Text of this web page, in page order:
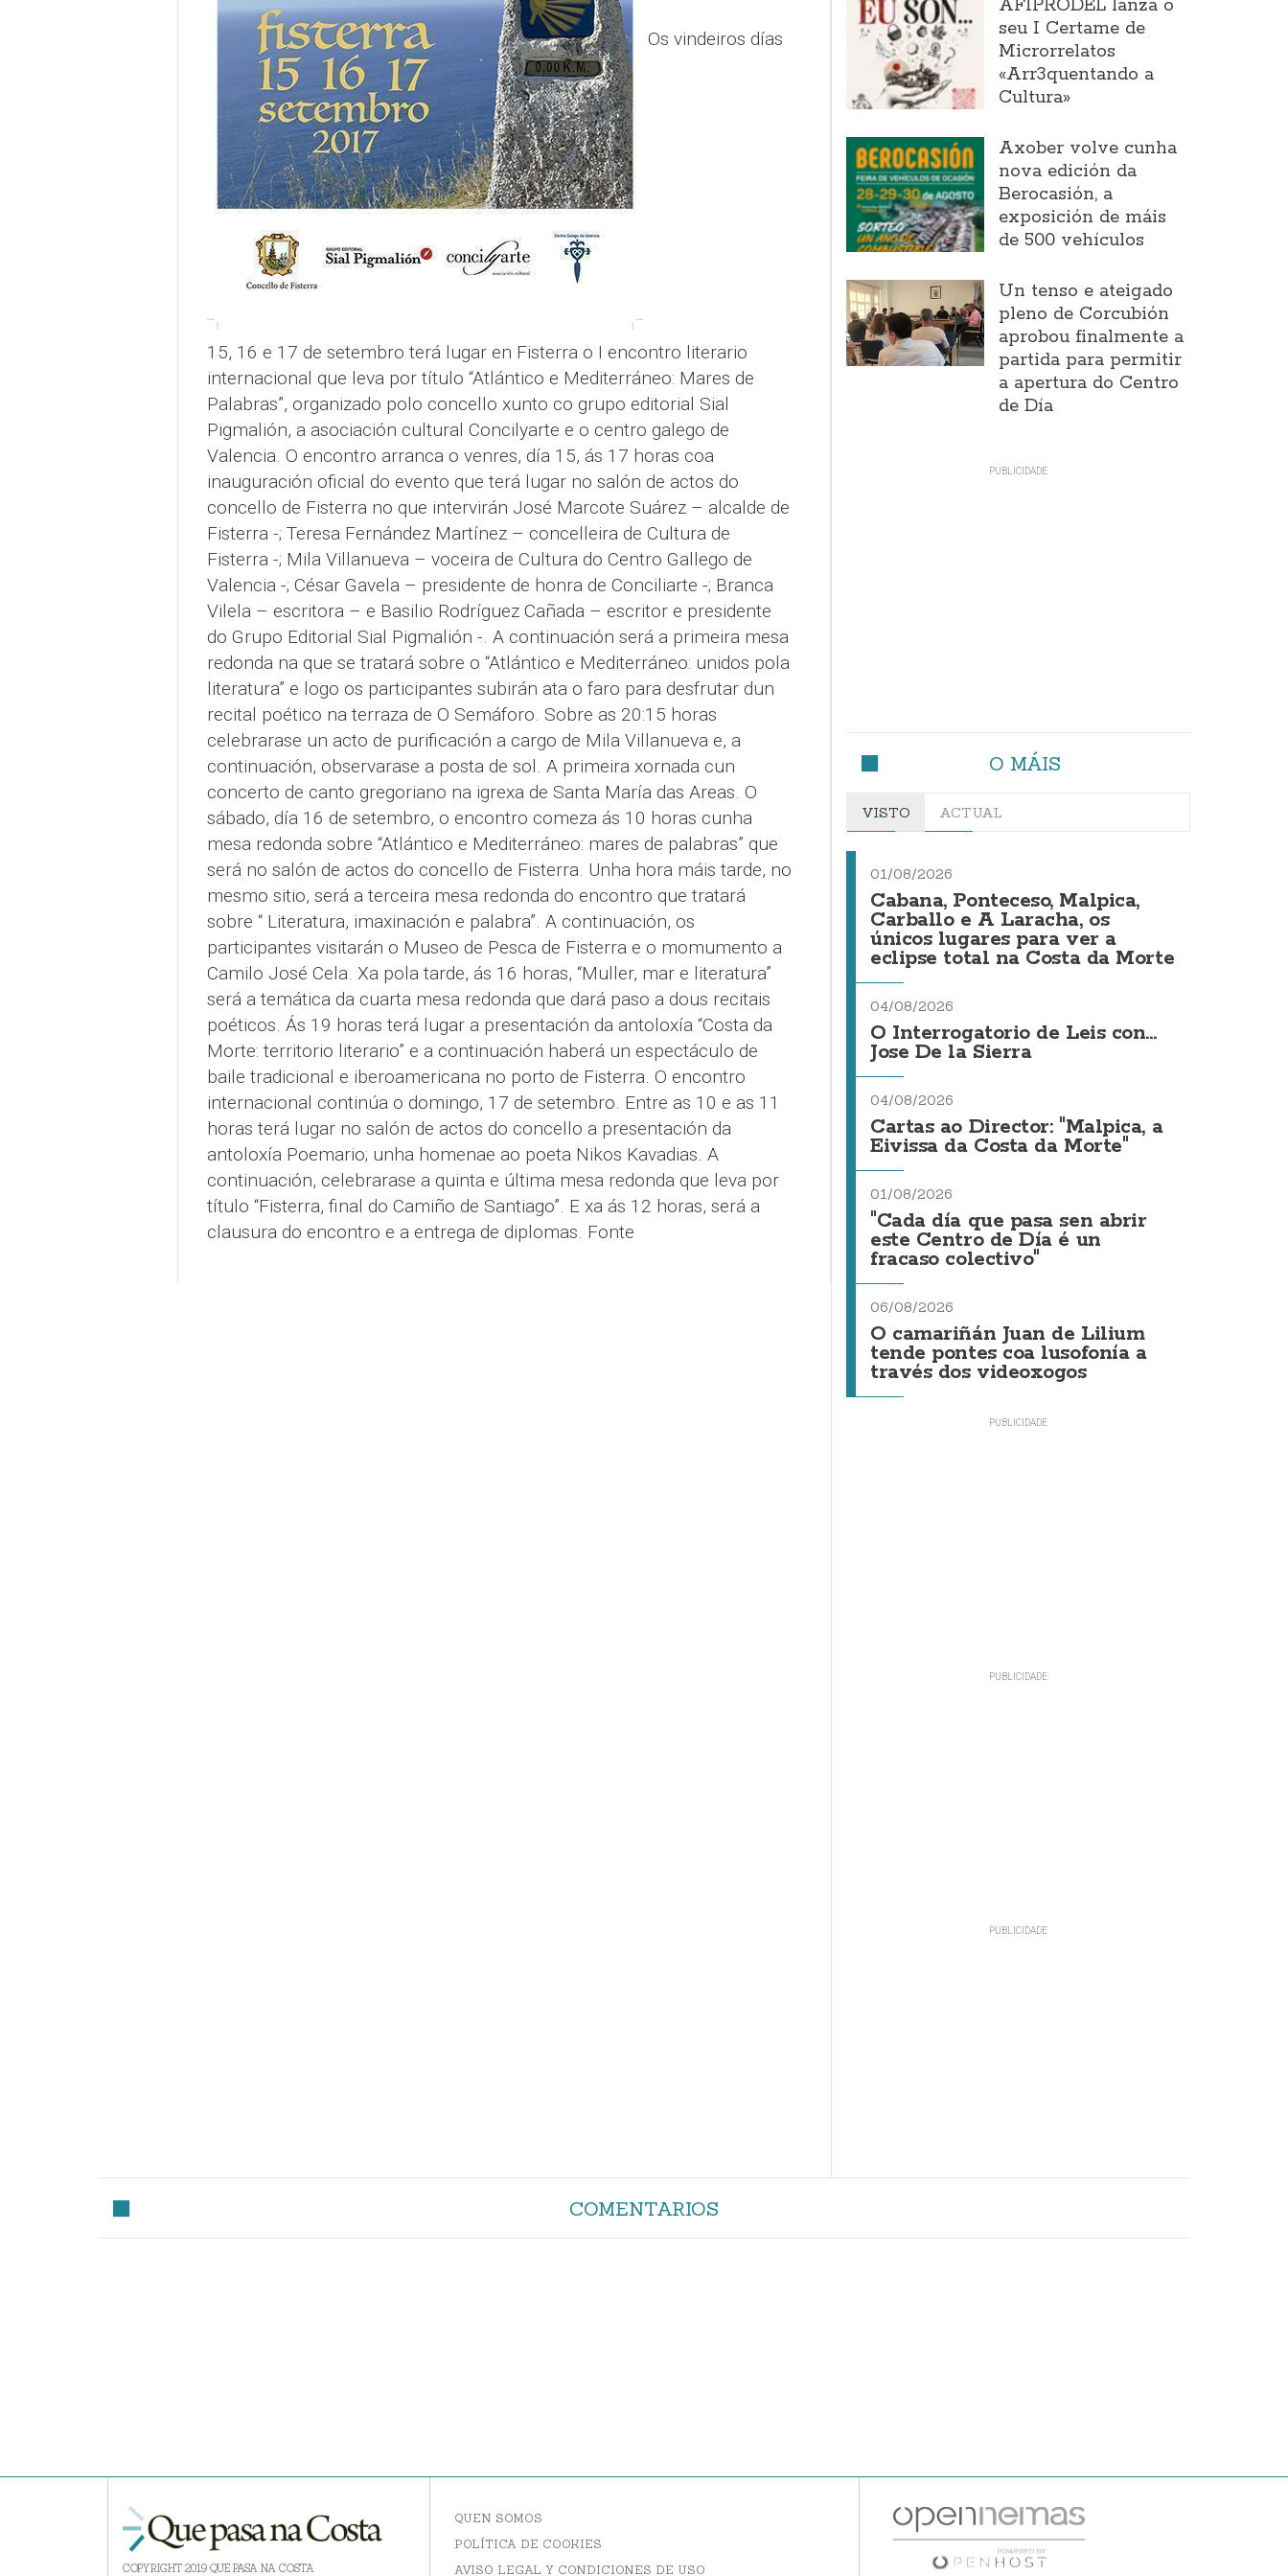
Os vindeiros días
15, 16 e 17 de setembro terá lugar en Fisterra o I encontro literario
internacional que leva por título “Atlántico e Mediterráneo: Mares de
Palabras”, organizado polo concello xunto co grupo editorial Sial
Pigmalión, a asociación cultural Concilyarte e o centro galego de
Valencia. O encontro arranca o venres, día 15, ás 17 horas coa
inauguración oficial do evento que terá lugar no salón de actos do
concello de Fisterra no que intervirán José Marcote Suárez – alcalde de
Fisterra -; Teresa Fernández Martínez – concelleira de Cultura de
Fisterra -; Mila Villanueva – voceira de Cultura do Centro Gallego de
Valencia -; César Gavela – presidente de honra de Conciliarte -; Branca
Vilela – escritora – e Basilio Rodríguez Cañada – escritor e presidente
do Grupo Editorial Sial Pigmalión -. A continuación será a primeira mesa
redonda na que se tratará sobre o “Atlántico e Mediterráneo: unidos pola
literatura” e logo os participantes subirán ata o faro para desfrutar dun
recital poético na terraza de O Semáforo. Sobre as 20:15 horas
celebrarase un acto de purificación a cargo de Mila Villanueva e, a
continuación, observarase a posta de sol. A primeira xornada cun
concerto de canto gregoriano na igrexa de Santa María das Areas. O
sábado, día 16 de setembro, o encontro comeza ás 10 horas cunha
mesa redonda sobre “Atlántico e Mediterráneo: mares de palabras” que
será no salón de actos do concello de Fisterra. Unha hora máis tarde, no
mesmo sitio, será a terceira mesa redonda do encontro que tratará
sobre “ Literatura, imaxinación e palabra”. A continuación, os
participantes visitarán o Museo de Pesca de Fisterra e o momumento a
Camilo José Cela. Xa pola tarde, ás 16 horas, “Muller, mar e literatura”
será a temática da cuarta mesa redonda que dará paso a dous recitais
poéticos. Ás 19 horas terá lugar a presentación da antoloxía “Costa da
Morte: territorio literario” e a continuación haberá un espectáculo de
baile tradicional e iberoamericana no porto de Fisterra. O encontro
internacional continúa o domingo, 17 de setembro. Entre as 10 e as 11
horas terá lugar no salón de actos do concello a presentación da
antoloxía Poemario; unha homenae ao poeta Nikos Kavadias. A
continuación, celebrarase a quinta e última mesa redonda que leva por
título “Fisterra, final do Camiño de Santiago”. E xa ás 12 horas, será a
clausura do encontro e a entrega de diplomas. Fonte
AFIPRODEL lanza o
seu I Certame de
Microrrelatos
«Arr3quentando a
Cultura»
Axober volve cunha
nova edición da
Berocasión, a
exposición de máis
de 500 vehículos
Un tenso e ateigado
pleno de Corcubión
aprobou finalmente a
partida para permitir
a apertura do Centro
de Día
O MÁIS
VISTO ACTUAL
01/08/2026
Cabana, Ponteceso, Malpica,
Carballo e A Laracha, os
únicos lugares para ver a
eclipse total na Costa da Morte
04/08/2026
O Interrogatorio de Leis con...
Jose De la Sierra
04/08/2026
Cartas ao Director: "Malpica, a
Eivissa da Costa da Morte"
01/08/2026
"Cada día que pasa sen abrir
este Centro de Día é un
fracaso colectivo"
06/08/2026
O camariñán Juan de Lilium
tende pontes coa lusofonía a
través dos videoxogos
COMENTARIOS
COPYRIGHT 2019 QUE PASA NA COSTA
QUEN SOMOS
POLÍTICA DE COOKIES
AVISO LEGAL Y CONDICIONES DE USO